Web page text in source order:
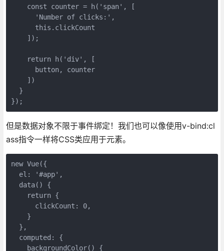
    const counter = h('span', [
      'Number of clicks:',
      this.clickCount
    ]);
    return h('div', [
      button, counter
    ])
  }
});
但是数据对象不限于事件绑定！我们也可以像使用v-bind:cl
ass指令一样将CSS类应用于元素。
new Vue({
  el: '#app',
  data() {
    return {
      clickCount: 0,
    }
  },
  computed: {
    backgroundColor() {